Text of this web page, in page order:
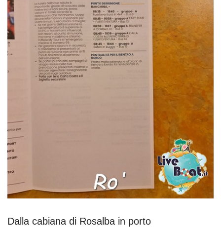
Dalla cabiana di Rosalba in porto